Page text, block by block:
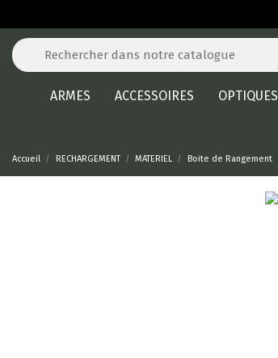
ARMES ACCESSOIRES OPTIQUES
Accueil RECHARGEMENT MATERIEL Boite de Rangement